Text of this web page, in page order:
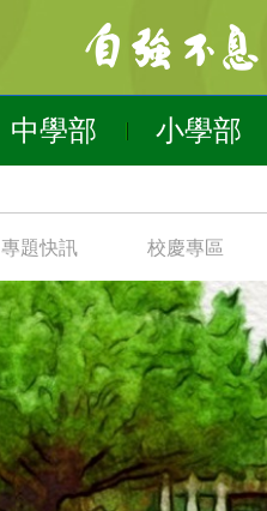
中學部 小學部
專題快訊 校慶專區